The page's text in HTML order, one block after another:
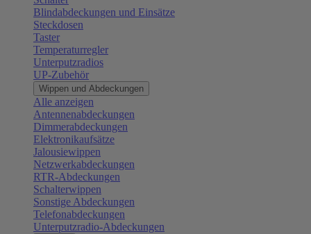
Blindabdeckungen und Einsätze
Steckdosen
Taster
Temperaturregler
Unterputzradios
UP-Zubehör
Wippen und Abdeckungen
Alle anzeigen
Antennenabdeckungen
Dimmerabdeckungen
Elektronikaufsätze
Jalousiewippen
Netzwerkabdeckungen
RTR-Abdeckungen
Schalterwippen
Sonstige Abdeckungen
Telefonabdeckungen
Unterputzradio-Abdeckungen